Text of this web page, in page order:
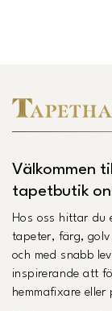
Välkommen
tapetbutik
Hos oss hittar du
tapeter, färg,
och med snabb
inspirerande att
hemmafixare eller